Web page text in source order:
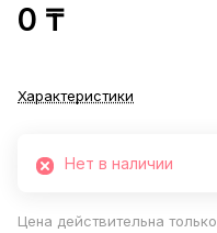
0 ₸
Характеристики
Нет в наличии
Цена действительна